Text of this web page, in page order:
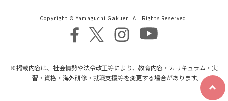
Copyright © Yamaguchi Gakuen. All Rights Reserved.
※掲載内容は、社会情勢や法令改正等により、教育内容・カリキュラム・実
習・資格・海外研修・就職支援等を変更する場合があります。